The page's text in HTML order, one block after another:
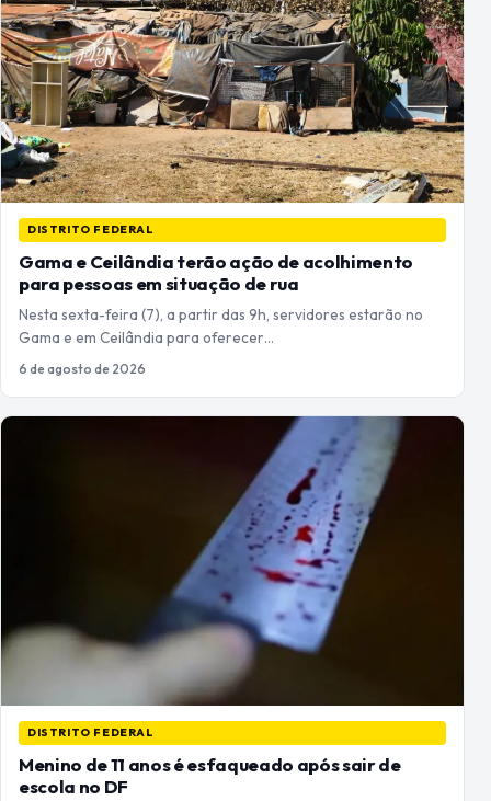
DISTRITO FEDERAL
Gama e Ceilândia terão ação de acolhimento
para pessoas em situação de rua
Nesta sexta-feira (7), a partir das 9h, servidores estarão no
Gama e em Ceilândia para oferecer…
6 de agosto de 2026
DISTRITO FEDERAL
Menino de 11 anos é esfaqueado após sair de
escola no DF